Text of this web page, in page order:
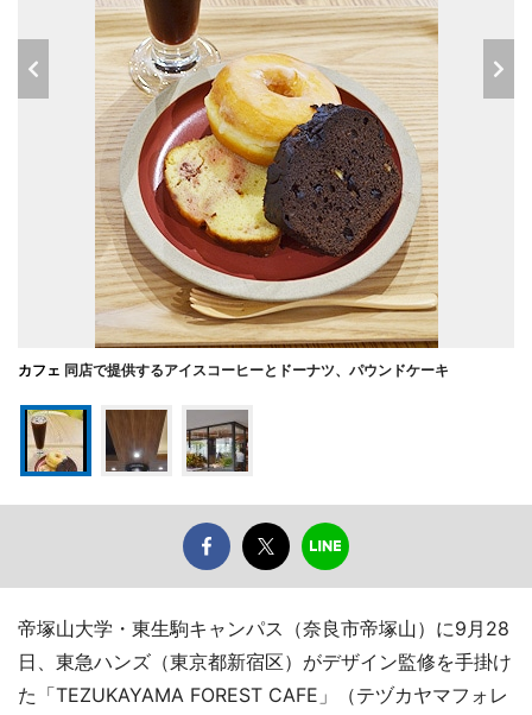
カフェ 同店で提供するアイスコーヒーとドーナツ、パウンドケーキ
帝塚山大学・東生駒キャンパス（奈良市帝塚山）に9月28
日、東急ハンズ（東京都新宿区）がデザイン監修を手掛け
た「TEZUKAYAMA FOREST CAFE」（テヅカヤマフォレ